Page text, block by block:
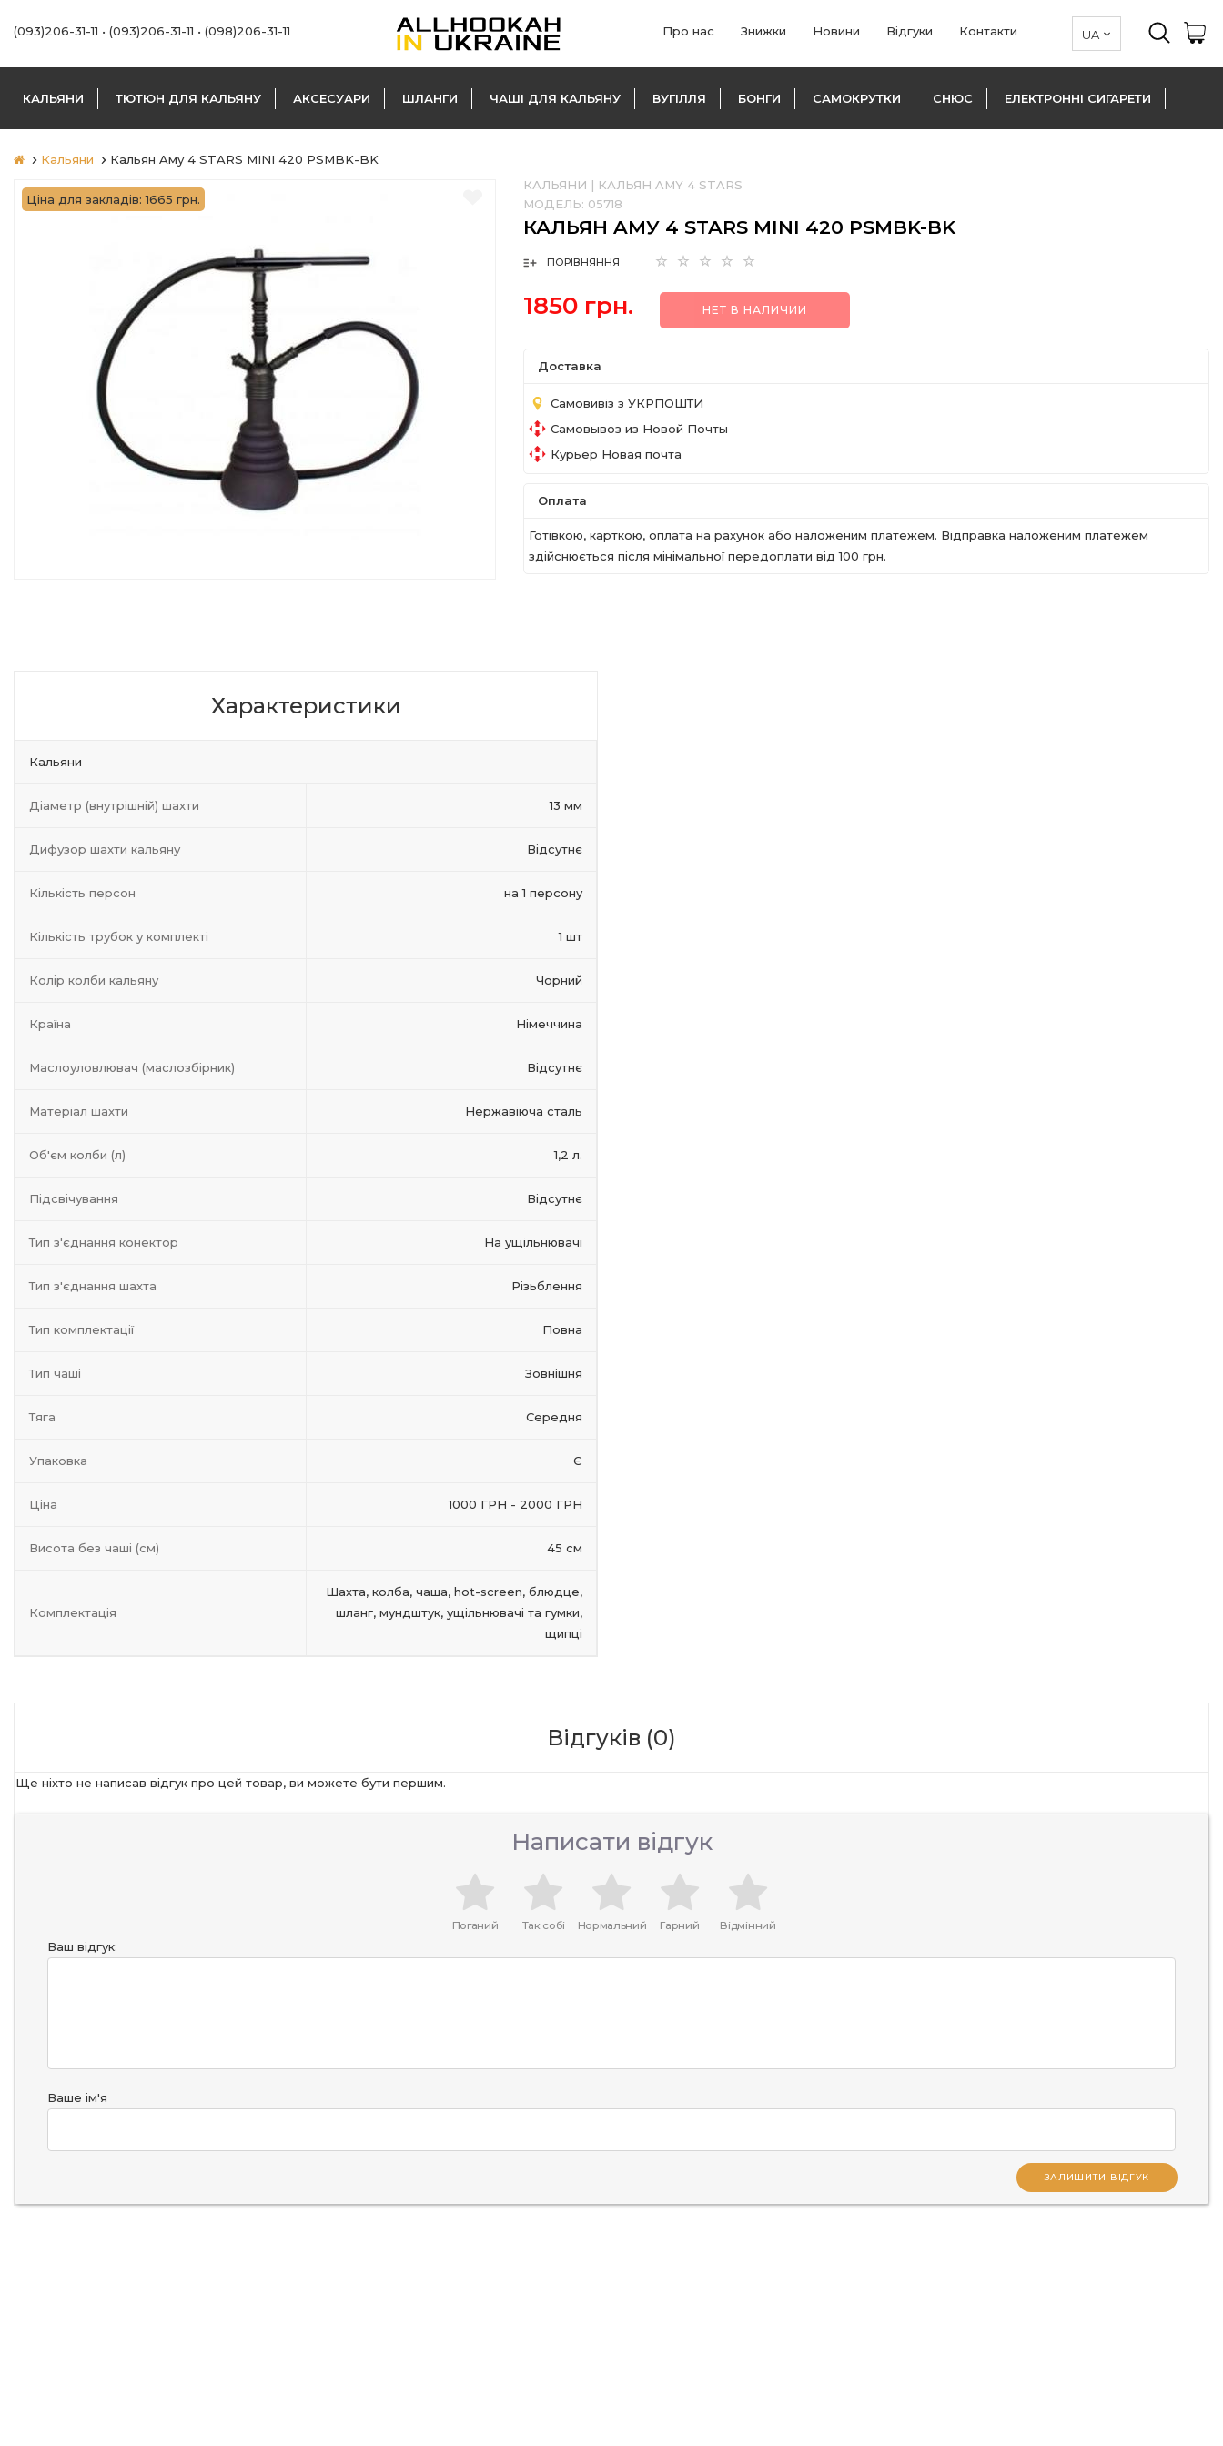
(093)206-31-11 • (093)206-31-11 • (098)206-31-11 Про нас Знижки Новини Відгуки Контакти
КАЛЬЯНИ ТЮТЮН ДЛЯ КАЛЬЯНУ АКСЕСУАРИ ШЛАНГИ ЧАШІ ДЛЯ КАЛЬЯНУ ВУГІЛЛЯ БОНГИ САМОКРУТКИ СНЮС ЕЛЕКТРОННІ СИГАРЕТИ
Кальяни Кальян Aму 4 STARS MINI 420 PSMBK-BK
Ціна для закладів: 1665 грн.
КАЛЬЯНИ | КАЛЬЯН AMY 4 STARS
МОДЕЛЬ: 05718
КАЛЬЯН AМУ 4 STARS MINI 420 PSMBK-BK
ПОРІВНЯННЯ
1850 грн. НЕТ В НАЛИЧИИ
Доставка
Самовивіз з УКРПОШТИ
Самовывоз из Новой Почты
Курьер Новая почта
Оплата
Готівкою, карткою, оплата на рахунок або наложеним платежем. Відправка наложеним платежем
здійснюється після мінімальної передоплати вiд 100 грн.
Характеристики
Кальяни
Діаметр (внутрішній) шахти 13 мм
Дифузор шахти кальяну Відсутнє
Кількість персон на 1 персону
Кількість трубок у комплекті 1 шт
Колір колби кальяну Чорний
Країна Німеччина
Маслоуловлювач (маслозбірник) Відсутнє
Матеріал шахти Нержавіюча сталь
Об'єм колби (л) 1,2 л.
Підсвічування Відсутнє
Тип з'єднання конектор На ущільнювачі
Тип з'єднання шахта Різьблення
Тип комплектації Повна
Тип чаші Зовнішня
Тяга Середня
Упаковка Є
Ціна 1000 ГРН - 2000 ГРН
Висота без чаші (см) 45 см
Комплектація
Шахта, колба, чаша, hot-screen, блюдце,
шланг, мундштук, ущільнювачі та гумки,
щипці
Відгуків (0)
Ще ніхто не написав відгук про цей товар, ви можете бути першим.
Написати відгук
Поганий Так собі Нормальний Гарний Відмінний
Ваш відгук:
Ваше ім'я
ЗАЛИШИТИ ВІДГУК